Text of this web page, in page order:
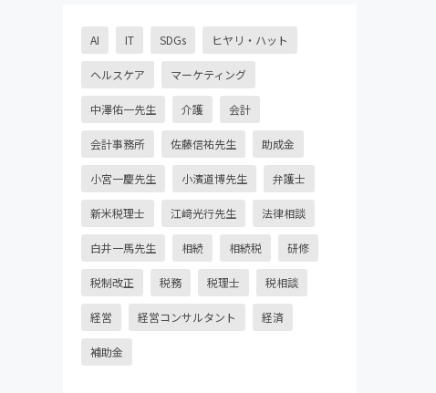
AI IT SDGs ヒヤリ・ハット
ヘルスケア マーケティング
中澤佑一先生 介護 会計
会計事務所 佐藤信祐先生 助成金
小宮一慶先生 小濱道博先生 弁護士
新米税理士 江﨑光行先生 法律相談
白井一馬先生 相続 相続税 研修
税制改正 税務 税理士 税相談
経営 経営コンサルタント 経済
補助金